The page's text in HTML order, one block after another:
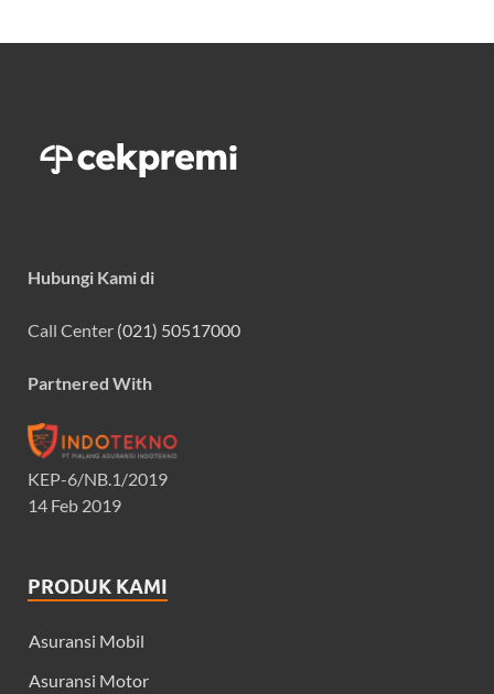
Hubungi Kami di
Call Center (021) 50517000
Partnered With
KEP-6/NB.1/2019
14 Feb 2019
PRODUK KAMI
Asuransi Mobil
Asuransi Motor